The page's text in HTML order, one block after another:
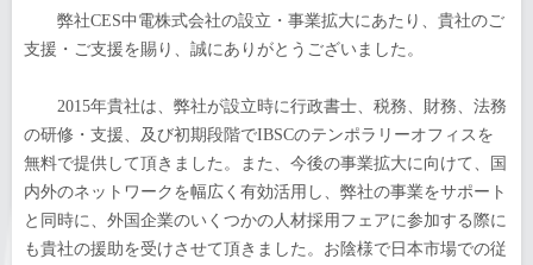
弊社CES中電株式会社の設立・事業拡大にあたり、貴社のご
支援・ご支援を賜り、誠にありがとうございました。
2015年貴社は、弊社が設立時に行政書士、税務、財務、法務
の研修・支援、及び初期段階でIBSCのテンポラリーオフィスを
無料で提供して頂きました。また、今後の事業拡大に向けて、国
内外のネットワークを幅広く有効活用し、弊社の事業をサポート
と同時に、外国企業のいくつかの人材採用フェアに参加する際に
も貴社の援助を受けさせて頂きました。お陰様で日本市場での従